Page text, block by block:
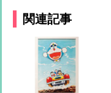
関連記事